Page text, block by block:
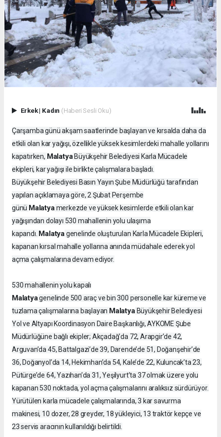
Erkek| Kadın (Haberi Sesli Oku)
Çarşamba günü akşam saatlerinde başlayan ve kırsalda daha da
etkili olan kar yağışı, özellikle yüksek kesimlerdeki mahalle yollarını
kapatırken, Malatya Büyükşehir Belediyesi Karla Mücadele
ekipleri, kar yağışı ile birlikte çalışmalara başladı.
Büyükşehir Belediyesi Basın Yayın Şube Müdürlüğü tarafından
yapılan açıklamaya göre, 2 Şubat Perşembe
günü Malatyamerkezde ve yüksek kesimlerde etkili olan kar
yağışından dolayı 530 mahallenin yolu ulaşıma
kapandı. Malatyagenelinde oluşturulan Karla Mücadele Ekipleri,
kapanan kırsal mahalle yollarına anında müdahale ederek yol
açma çalışmalarına devam ediyor.
530 mahallenin yolu kapalı
Malatyagenelinde 500 araç ve bin 300 personelle kar küreme ve
tuzlama çalışmalarına başlayan MalatyaBüyükşehir Belediyesi
Yol ve Altyapı Koordinasyon Daire Başkanlığı, AYKOME Şube
Müdürlüğüne bağlı ekipler; Akçadağ’da 72, Arapgir’de 42,
Arguvan’da 45, Battalgazi’de 39, Darende’de 51, Doğanşehir’de
36, Doğanyol’da 14, Hekimhan’da 54, Kale’de 22, Kuluncak’ta 23,
Pütürge’de 64, Yazıhan’da 31, Yeşilyurt’ta 37 olmak üzere yolu
kapanan 530 noktada, yol açma çalışmalarını aralıksız sürdürüyor.
Yürütülen karla mücadele çalışmalarında, 3 kar savurma
makinesi, 10 dozer, 28 greyder, 18 yükleyici, 13 traktör kepçe ve
23 servis aracının kullanıldığı belirtildi.